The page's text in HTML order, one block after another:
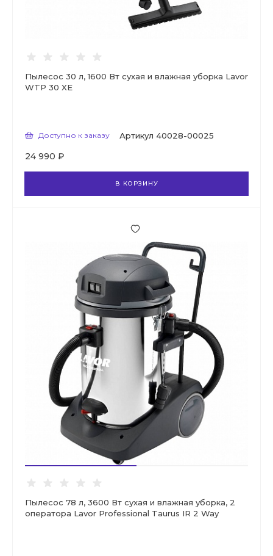
Пылесос 30 л, 1600 Вт сухая и влажная уборка Lavor
WTP 30 XE
Доступно к заказу Артикул 40028-00025
24 990 ₽
В КОРЗИНУ
Пылесос 78 л, 3600 Вт сухая и влажная уборка, 2
оператора Lavor Professional Taurus IR 2 Way